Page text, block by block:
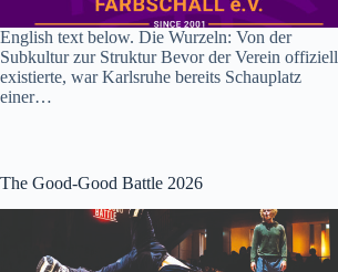
English text below. Die Wurzeln: Von der
Subkultur zur Struktur Bevor der Verein offiziell
existierte, war Karlsruhe bereits Schauplatz
einer…
The Good-Good Battle 2026